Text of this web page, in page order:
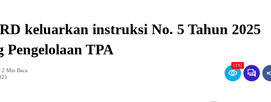
keluarkan instruksi No. 5 Tahun 2025
Pengelolaan TPA
2 Min Baca
1192